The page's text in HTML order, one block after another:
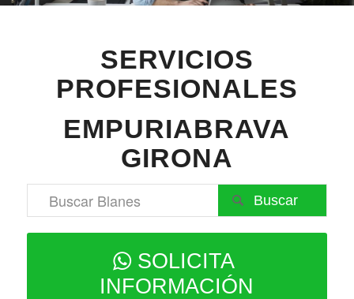
SERVICIOS
PROFESIONALES
EMPURIABRAVA
GIRONA

SOLICITA
INFORMACIÓN